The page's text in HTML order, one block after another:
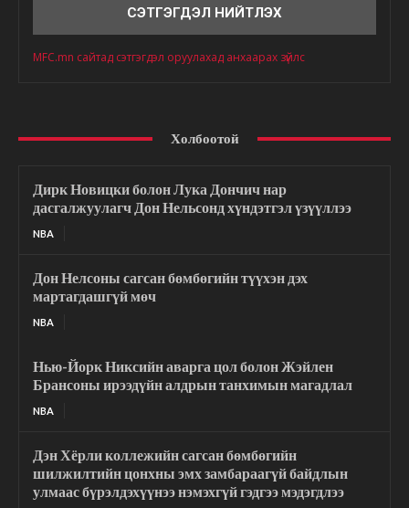
MFC.mn сайтад сэтгэгдэл оруулахад анхаарах зүйлс
Холбоотой
Дирк Новицки болон Лука Дончич нар
дасгалжуулагч Дон Нельсонд хүндэтгэл үзүүллээ
NBA
Дон Нелсоны сагсан бөмбөгийн түүхэн дэх
мартагдашгүй мөч
NBA
Нью-Йорк Никсийн аварга цол болон Жэйлен
Брансоны ирээдүйн алдрын танхимын магадлал
NBA
Дэн Хёрли коллежийн сагсан бөмбөгийн
шилжилтийн цонхны эмх замбараагүй байдлын
улмаас бүрэлдэхүүнээ нэмэхгүй гэдгээ мэдэгдлээ